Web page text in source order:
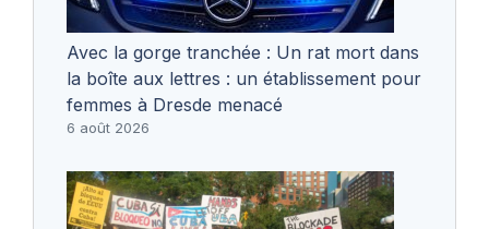
Avec la gorge tranchée : Un rat mort dans
la boîte aux lettres : un établissement pour
femmes à Dresde menacé
6 août 2026